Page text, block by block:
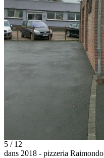
5 / 12
dans 2018 - pizzeria Raimondo